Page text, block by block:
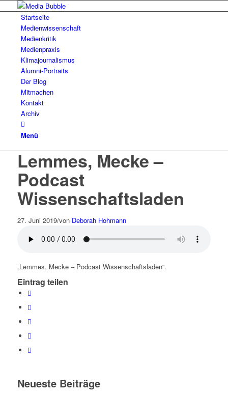
Startseite
Medienwissenschaft
Medienkritik
Medienpraxis
Klimajournalismus
Alumni-Portraits
Der Blog
Mitmachen
Kontakt
Archiv
Menü
Lemmes, Mecke –
Podcast
Wissenschaftsladen
27. Juni 2019/von Deborah Hohmann
„Lemmes, Mecke – Podcast Wissenschaftsladen“.
Eintrag teilen
Neueste Beiträge